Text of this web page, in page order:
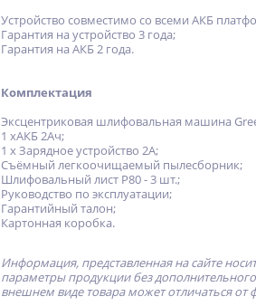
Устройство совместимо со всеми АКБ
Гарантия на устройство 3 года;
Гарантия на АКБ 2 года.
Комплектация
Эксцентриковая шлифовальная машина
1 хАКБ 2Ач;
1 х Зарядное устройство 2А;
Съёмный легкоочищаемый пылесборник;
Шлифовальный лист P80 - 3 шт.;
Руководство по эксплуатации;
Гарантийный талон;
Картонная коробка.
Информация, представленная на сайте
параметры продукции без
внешнем виде товара может отличаться от